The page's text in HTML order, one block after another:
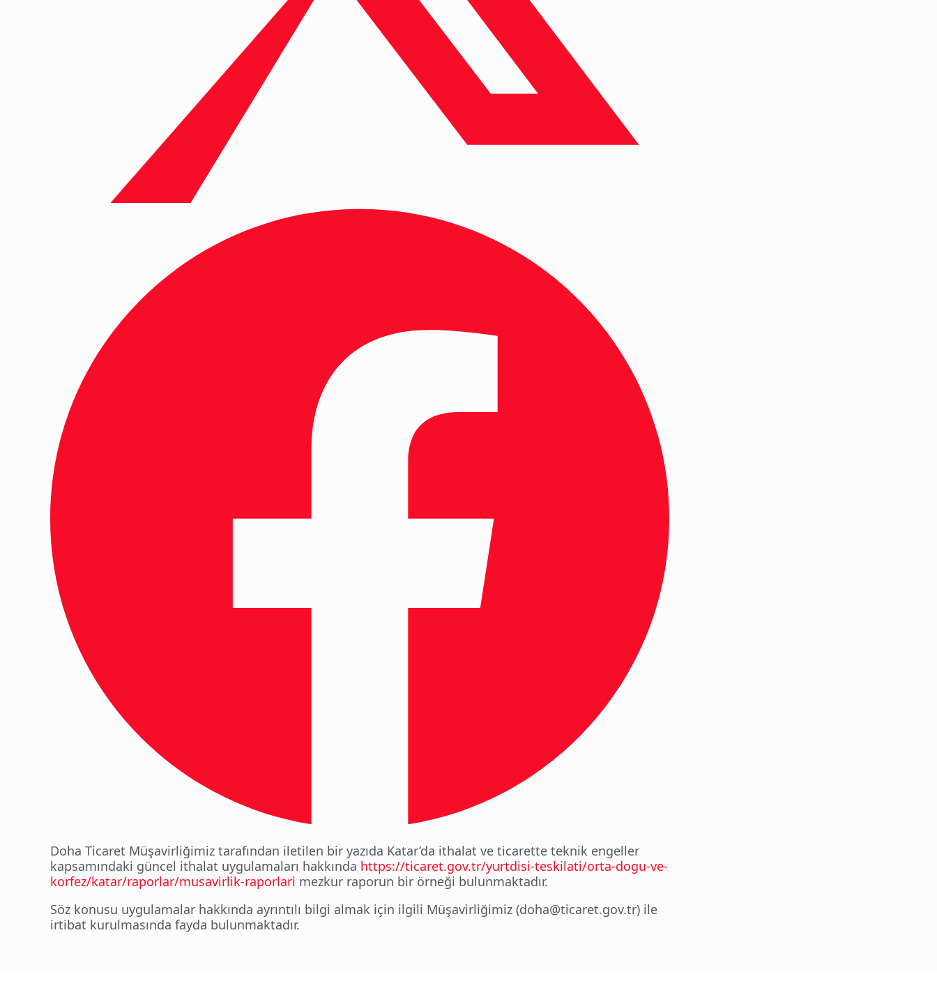
Doha Ticaret Müşavirliğimiz tarafından iletilen bir yazıda Katar’da ithalat ve ticarette teknik engeller
kapsamındaki güncel ithalat uygulamaları hakkında https://ticaret.gov.tr/yurtdisi-teskilati/orta-dogu-ve-
korfez/katar/raporlar/musavirlik-raporlari mezkur raporun bir örneği bulunmaktadır.
Söz konusu uygulamalar hakkında ayrıntılı bilgi almak için ilgili Müşavirliğimiz (doha@ticaret.gov.tr) ile
irtibat kurulmasında fayda bulunmaktadır.